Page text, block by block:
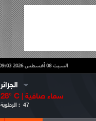
السبت 08 أغسطس 2026 09:03
الجزائر
28° C | سماء صافية
الرطوبة : 47